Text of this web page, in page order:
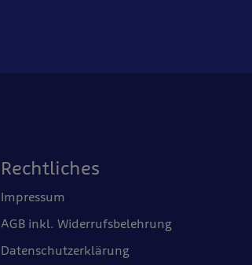
Rechtliches
Impressum
AGB inkl. Widerrufsbelehrung
Datenschutzerklärung